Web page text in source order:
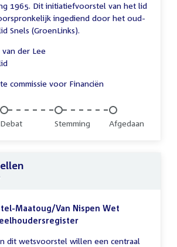
1965. Dit initiatiefvoorstel van het lid
ingediend door het oud-
Snels (GroenLinks).
van der Lee
commissie voor Financiën
Onvoltooid:
Debat Onvoltooid:
Stemming Onvoltooid:
Afgedaan
Maatoug/Van Nispen Wet
dit wetsvoorstel willen een centraal